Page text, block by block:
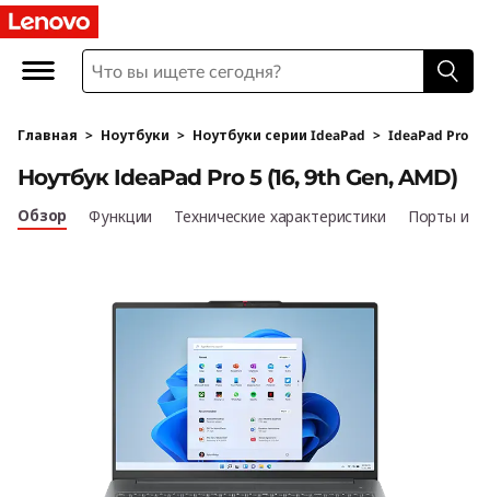
I
e
a
P
Главная > Ноутбуки > Ноутбуки серии IdeaPad > IdeaPad Pro
Ноутбук IdeaPad Pro 5 (16, 9th Gen, AMD)
Обзор Функции Технические характеристики Порты и